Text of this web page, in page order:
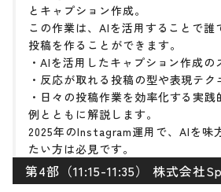
とキャプション作成。
この作業は、AIを活用することで誰
投稿を作ることができます。
・AIを活用したキャプション作成の
・反応が取れる投稿の型や表現テク
・日々の投稿作業を効率化する実
例とともに解説します。
2025年のInstagram運用で、AIを味
たい方は必見です。
第4部（11:15-11:35） 株式会社